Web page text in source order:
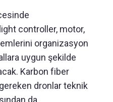
controller, motor,
organizasyon
uygun şekilde
Karbon fiber
dronlar teknik